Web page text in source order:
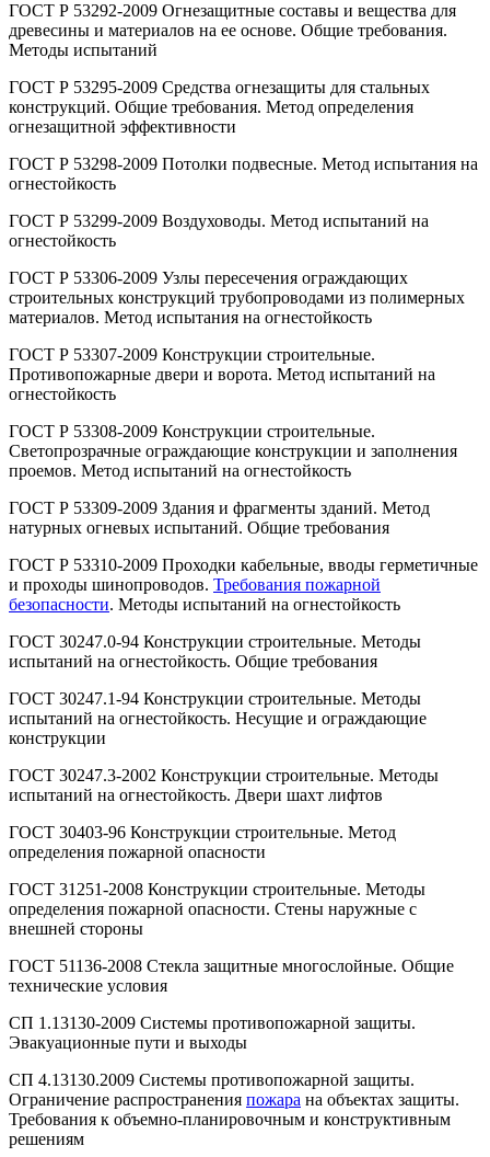
ГОСТ Р 53292-2009 Огнезащитные составы и вещества для
древесины и материалов на ее основе. Общие требования.
Методы испытаний
ГОСТ Р 53295-2009 Средства огнезащиты для стальных
конструкций. Общие требования. Метод определения
огнезащитной эффективности
ГОСТ Р 53298-2009 Потолки подвесные. Метод испытания на
огнестойкость
ГОСТ Р 53299-2009 Воздуховоды. Метод испытаний на
огнестойкость
ГОСТ Р 53306-2009 Узлы пересечения ограждающих
строительных конструкций трубопроводами из полимерных
материалов. Метод испытания на огнестойкость
ГОСТ Р 53307-2009 Конструкции строительные.
Противопожарные двери и ворота. Метод испытаний на
огнестойкость
ГОСТ Р 53308-2009 Конструкции строительные.
Светопрозрачные ограждающие конструкции и заполнения
проемов. Метод испытаний на огнестойкость
ГОСТ Р 53309-2009 Здания и фрагменты зданий. Метод
натурных огневых испытаний. Общие требования
ГОСТ Р 53310-2009 Проходки кабельные, вводы герметичные
и проходы шинопроводов. Требования пожарной
безопасности. Методы испытаний на огнестойкость
ГОСТ 30247.0-94 Конструкции строительные. Методы
испытаний на огнестойкость. Общие требования
ГОСТ 30247.1-94 Конструкции строительные. Методы
испытаний на огнестойкость. Несущие и ограждающие
конструкции
ГОСТ 30247.3-2002 Конструкции строительные. Методы
испытаний на огнестойкость. Двери шахт лифтов
ГОСТ 30403-96 Конструкции строительные. Метод
определения пожарной опасности
ГОСТ 31251-2008 Конструкции строительные. Методы
определения пожарной опасности. Стены наружные с
внешней стороны
ГОСТ 51136-2008 Стекла защитные многослойные. Общие
технические условия
СП 1.13130-2009 Системы противопожарной защиты.
Эвакуационные пути и выходы
СП 4.13130.2009 Системы противопожарной защиты.
Ограничение распространения пожара на объектах защиты.
Требования к объемно-планировочным и конструктивным
решениям